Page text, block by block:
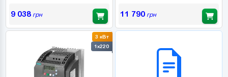
9 038грн 11 790грн
3 кВт
1x220